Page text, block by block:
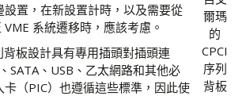
爾瑪
的
CPCI
序列
背板
設置，在新設置計時，以及需要從
VME 系統遷移時，應該考慮。
板設計具有專用插頭對插頭連
SATA、USB、乙太網路和其他必
（PIC）也遵循這些標準，因此使